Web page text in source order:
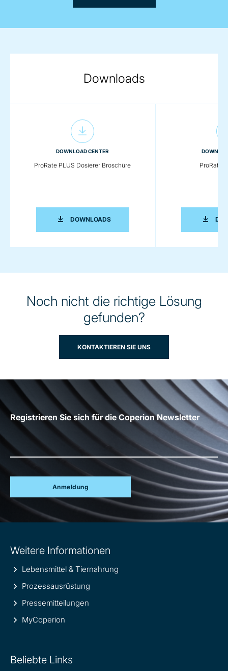
Downloads
DOWNLOAD CENTER
ProRate PLUS Dosierer Broschüre
DOWNLOADSPRORATE PLUS DOSIERER BROSCHÜRE
ProRate
Noch nicht die richtige Lösung
gefunden?
KONTAKTIEREN SIE UNS
Registrieren Sie sich für die Coperion Newsletter
Anmeldung
information
Weitere Informationen
Lebensmittel & Tiernahrung
Prozessausrüstung
Pressemitteilungen
MyCoperion
Beliebte Links